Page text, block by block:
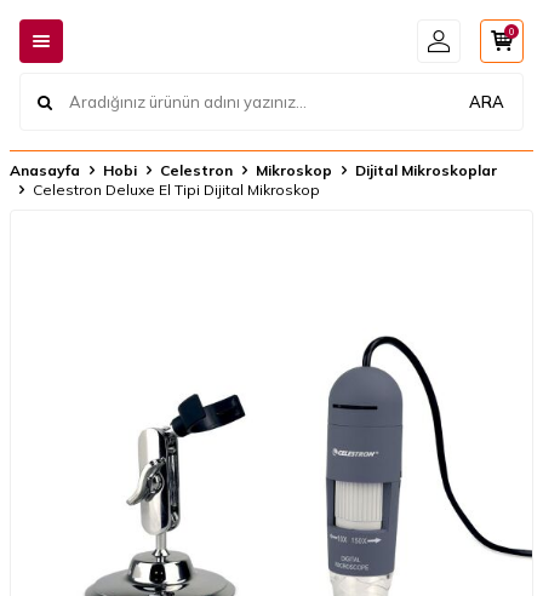
ARA
0
Anasayfa Hobi Celestron Mikroskop
Dijital Mikroskoplar
Celestron Deluxe El Tipi Dijital Mikroskop